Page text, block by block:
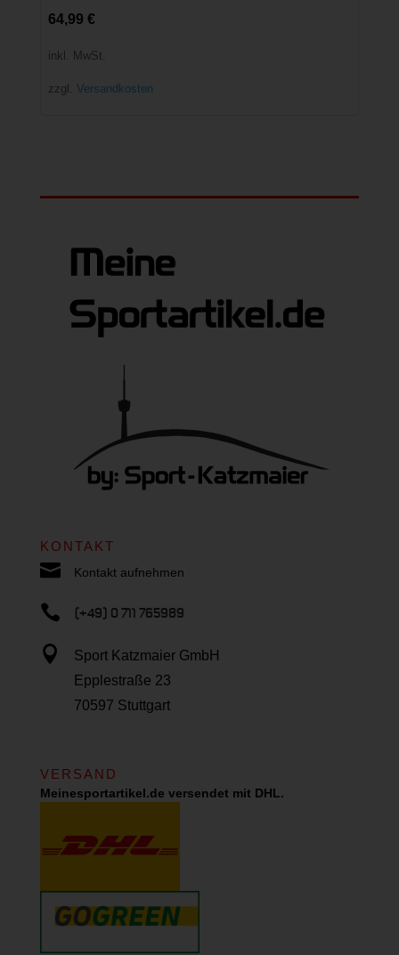
64,99 €
inkl. MwSt.
zzgl. Versandkosten
KONTAKT
 Kontakt aufnehmen
 (+49) 0 711 765989

Sport Katzmaier GmbH
Epplestraße 23
70597 Stuttgart
VERSAND
Meinesportartikel.de versendet mit DHL.